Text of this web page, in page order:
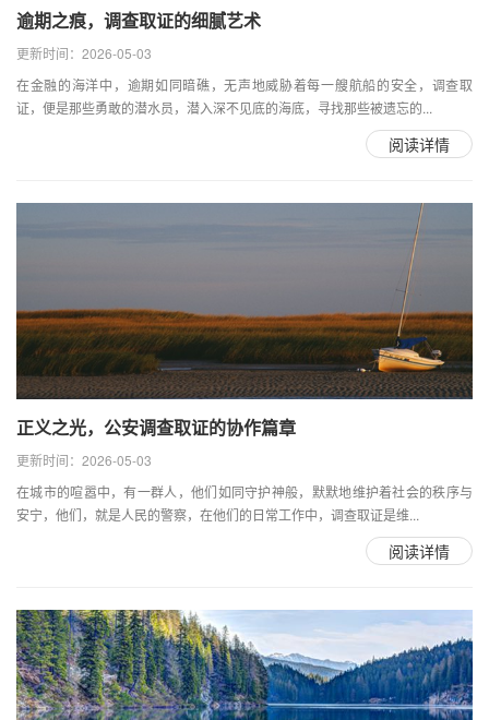
逾期之痕，调查取证的细腻艺术
更新时间：2026-05-03
在金融的海洋中，逾期如同暗礁，无声地威胁着每一艘航船的安全，调查取
证，便是那些勇敢的潜水员，潜入深不见底的海底，寻找那些被遗忘的...
阅读详情
正义之光，公安调查取证的协作篇章
更新时间：2026-05-03
在城市的喧嚣中，有一群人，他们如同守护神般，默默地维护着社会的秩序与
安宁，他们，就是人民的警察，在他们的日常工作中，调查取证是维...
阅读详情